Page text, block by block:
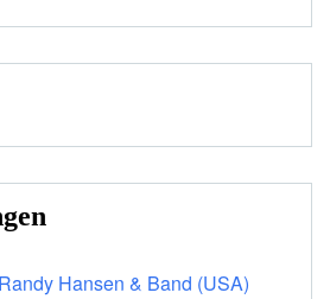
Randy Hansen & Band (USA)